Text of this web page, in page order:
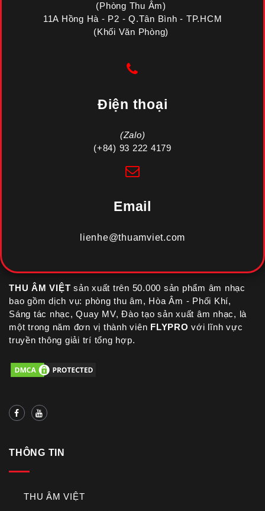
(Phòng Thu Âm)
11A Hồng Hà - P2 - Q.Tân Bình - TP.HCM
(Khối Văn Phòng)
Điện thoại
(Zalo)
(+84) 93 222 4179
Email
lienhe@thuamviet.com
THU ÂM VIỆT sản xuất trên 50.000 sản phẩm âm nhạc
bao gồm dịch vụ: phòng thu âm, Hòa Âm - Phối Khí,
Sáng tác nhạc, Quay MV, Đào tạo sản xuất âm nhạc, là
một trong năm đơn vị thành viên FLYPRO với lĩnh vực
truyền thông giải trí tổng hợp.
THÔNG TIN
THU ÂM VIỆT